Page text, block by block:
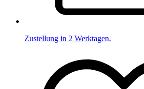
Zustellung in 2 Werktagen.